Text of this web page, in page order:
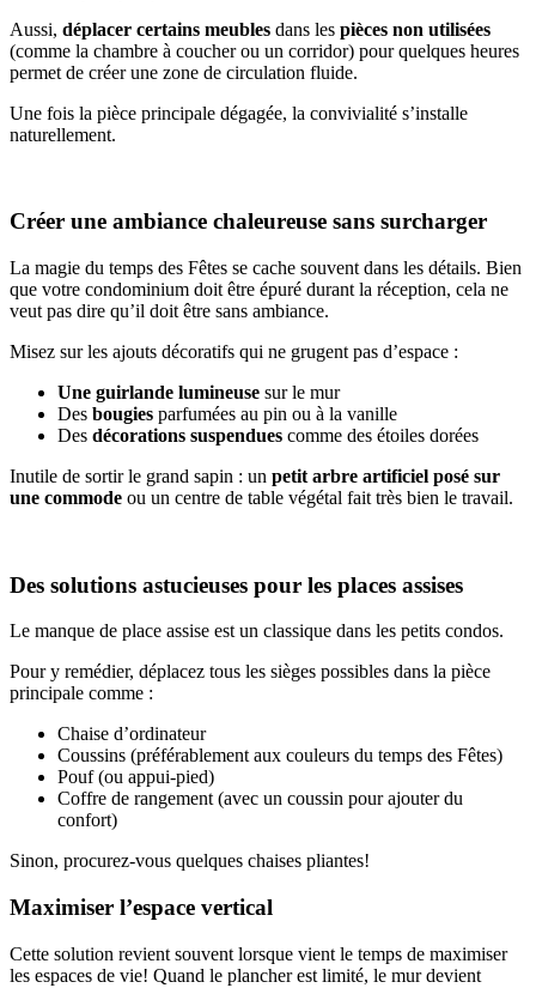
Aussi, déplacer certains meubles dans les pièces non utilisées
(comme la chambre à coucher ou un corridor) pour quelques heures
permet de créer une zone de circulation fluide.
Une fois la pièce principale dégagée, la convivialité s’installe
naturellement.
Créer une ambiance chaleureuse sans surcharger
La magie du temps des Fêtes se cache souvent dans les détails. Bien
que votre condominium doit être épuré durant la réception, cela ne
veut pas dire qu’il doit être sans ambiance.
Misez sur les ajouts décoratifs qui ne grugent pas d’espace :
Une guirlande lumineuse sur le mur
Des bougies parfumées au pin ou à la vanille
Des décorations suspendues comme des étoiles dorées
Inutile de sortir le grand sapin : un petit arbre artificiel posé sur
une commode ou un centre de table végétal fait très bien le travail.
Des solutions astucieuses pour les places assises
Le manque de place assise est un classique dans les petits condos.
Pour y remédier, déplacez tous les sièges possibles dans la pièce
principale comme :
Chaise d’ordinateur
Coussins (préférablement aux couleurs du temps des Fêtes)
Pouf (ou appui-pied)
Coffre de rangement (avec un coussin pour ajouter du
confort)
Sinon, procurez-vous quelques chaises pliantes!
Maximiser l’espace vertical
Cette solution revient souvent lorsque vient le temps de maximiser
les espaces de vie! Quand le plancher est limité, le mur devient